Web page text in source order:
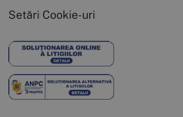
Setări Cookie-uri